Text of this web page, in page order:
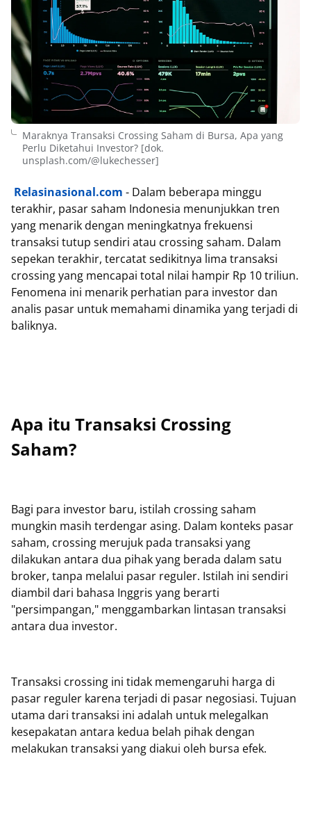
Maraknya Transaksi Crossing Saham di Bursa, Apa yang
Perlu Diketahui Investor? [dok.
unsplash.com/@lukechesser]
Relasinasional.com - Dalam beberapa minggu
terakhir, pasar saham Indonesia menunjukkan tren
yang menarik dengan meningkatnya frekuensi
transaksi tutup sendiri atau crossing saham. Dalam
sepekan terakhir, tercatat sedikitnya lima transaksi
crossing yang mencapai total nilai hampir Rp 10 triliun.
Fenomena ini menarik perhatian para investor dan
analis pasar untuk memahami dinamika yang terjadi di
baliknya.
Apa itu Transaksi Crossing
Saham?
Bagi para investor baru, istilah crossing saham
mungkin masih terdengar asing. Dalam konteks pasar
saham, crossing merujuk pada transaksi yang
dilakukan antara dua pihak yang berada dalam satu
broker, tanpa melalui pasar reguler. Istilah ini sendiri
diambil dari bahasa Inggris yang berarti
"persimpangan," menggambarkan lintasan transaksi
antara dua investor.
Transaksi crossing ini tidak memengaruhi harga di
pasar reguler karena terjadi di pasar negosiasi. Tujuan
utama dari transaksi ini adalah untuk melegalkan
kesepakatan antara kedua belah pihak dengan
melakukan transaksi yang diakui oleh bursa efek.